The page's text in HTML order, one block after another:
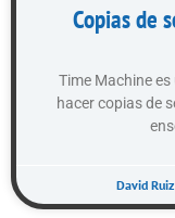
Copias de
Time Machine
hacer copias de
David